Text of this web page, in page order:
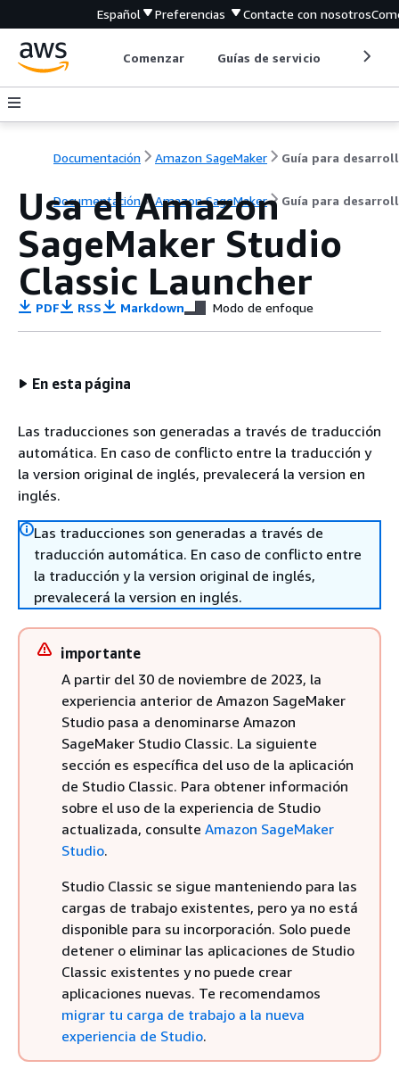
Español Preferencias Contacte con nosotros
Comenzar Guías de servicio
Documentación Amazon SageMaker
Documentación Amazon SageMaker Guía para
Usa el Amazon
SageMaker Studio
Classic Launcher
PDF RSS Markdown Modo de enfoque
En esta página
Las traducciones son generadas a través de traducción
automática. En caso de conflicto entre la traducción y
la version original de inglés, prevalecerá la version en
inglés.
Las traducciones son generadas a través de
traducción automática. En caso de conflicto entre
la traducción y la version original de inglés,
prevalecerá la version en inglés.
importante
A partir del 30 de noviembre de 2023, la
experiencia anterior de Amazon SageMaker
Studio pasa a denominarse Amazon
SageMaker Studio Classic. La siguiente
sección es específica del uso de la aplicación
de Studio Classic. Para obtener información
sobre el uso de la experiencia de Studio
actualizada, consulte Amazon SageMaker
Studio.
Studio Classic se sigue manteniendo para las
cargas de trabajo existentes, pero ya no está
disponible para su incorporación. Solo puede
detener o eliminar las aplicaciones de Studio
Classic existentes y no puede crear
aplicaciones nuevas. Te recomendamos
migrar tu carga de trabajo a la nueva
experiencia de Studio.